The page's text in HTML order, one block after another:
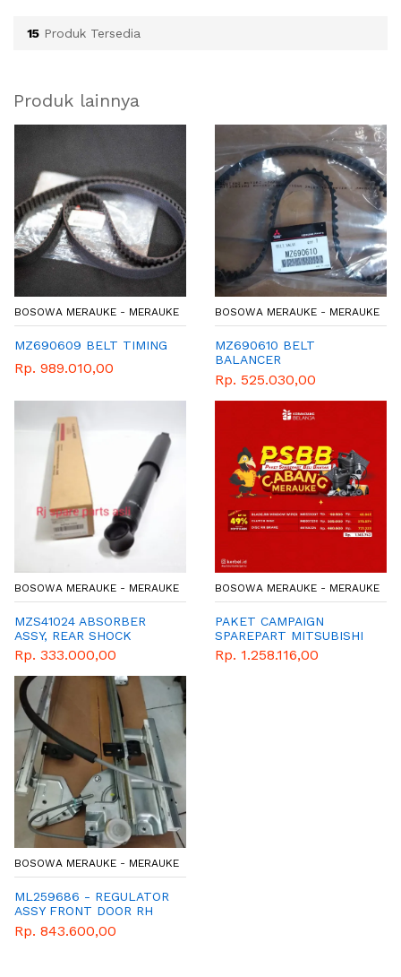
15 Produk Tersedia
Produk lainnya
BOSOWA MERAUKE - MERAUKE
MZ690609 BELT TIMING
Rp. 989.010,00
BOSOWA MERAUKE - MERAUKE
MZ690610 BELT
BALANCER
Rp. 525.030,00
BOSOWA MERAUKE - MERAUKE
MZS41024 ABSORBER
ASSY, REAR SHOCK
Rp. 333.000,00
BOSOWA MERAUKE - MERAUKE
PAKET CAMPAIGN
SPAREPART MITSUBISHI
Rp. 1.258.116,00
BOSOWA MERAUKE - MERAUKE
ML259686 - REGULATOR
ASSY FRONT DOOR RH
Rp. 843.600,00